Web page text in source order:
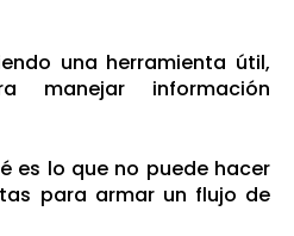
una herramienta útil,
manejar información
es lo que no puede hacer
para armar un flujo de